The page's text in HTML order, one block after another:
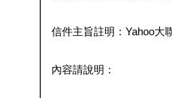
信件主旨註明：Yahoo大
內容請說明：